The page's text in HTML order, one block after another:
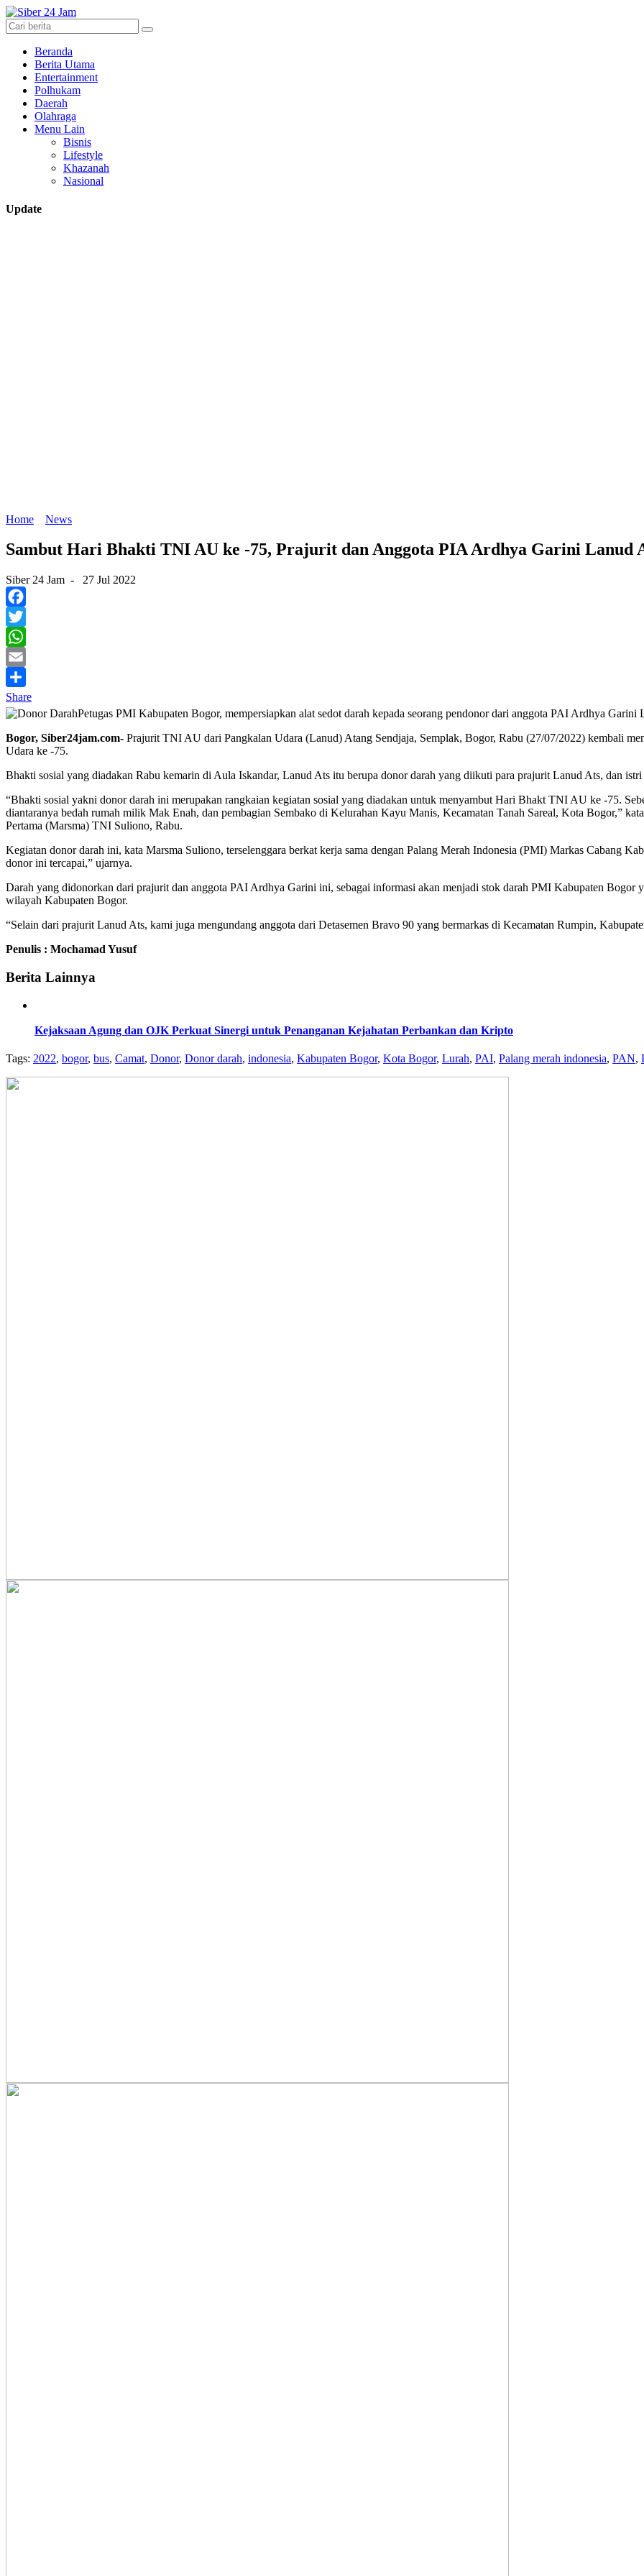
Beranda
Berita Utama
Entertainment
Polhukam
Daerah
Olahraga
Menu Lain
Bisnis
Lifestyle
Khazanah
Nasional
Update
Home
News
Sambut Hari Bhakti TNI AU ke -75, Prajurit dan Anggota PIA Ardhya Garini Lanud
Siber 24 Jam - 27 Jul 2022
Facebook
Twitter
WhatsApp
Email
Share
Petugas PMI Kabupaten Bogor, mempersiapkan alat sedot darah kepada seorang pendonor dari anggota PAI Ardhya
Bogor, Siber24jam.com- Prajurit TNI AU dari Pangkalan Udara (Lanud) Atang Sendjaja, Semplak, Bogor, Rabu (27/07/2022) kembali
Udara ke -75.
Bhakti sosial yang diadakan Rabu kemarin di Aula Iskandar, Lanud Ats itu berupa donor darah yang diikuti para prajurit Lanud Ats, dan
“Bhakti sosial yakni donor darah ini merupakan rangkaian kegiatan sosial yang diadakan untuk menyambut Hari Bhakt TNI AU ke -75.
diantaranya bedah rumah milik Mak Enah, dan pembagian Sembako di Kelurahan Kayu Manis, Kecamatan Tanah Sareal, Kota Bogor,”
Pertama (Marsma) TNI Suliono, Rabu.
Kegiatan donor darah ini, kata Marsma Suliono, terselenggara berkat kerja sama dengan Palang Merah Indonesia (PMI) Markas Cabang
donor ini tercapai,” ujarnya.
Darah yang didonorkan dari prajurit dan anggota PAI Ardhya Garini ini, sebagai informasi akan menjadi stok darah PMI Kabupaten Bogor
wilayah Kabupaten Bogor.
“Selain dari prajurit Lanud Ats, kami juga mengundang anggota dari Detasemen Bravo 90 yang bermarkas di Kecamatan Rumpin,
Penulis : Mochamad Yusuf
Berita Lainnya
Kejaksaan Agung dan OJK Perkuat Sinergi untuk Penanganan Kejahatan Perbankan dan Kripto
Tags: 2022, bogor, bus, Camat, Donor, Donor darah, indonesia, Kabupaten Bogor, Kota Bogor, Lurah, PAI, Palang merah indonesia, PAN,